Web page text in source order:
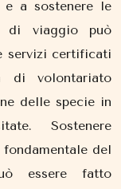
e a sostenere le
di viaggio può
servizi certificati
di volontariato
delle specie in
Sostenere
del
essere fatto